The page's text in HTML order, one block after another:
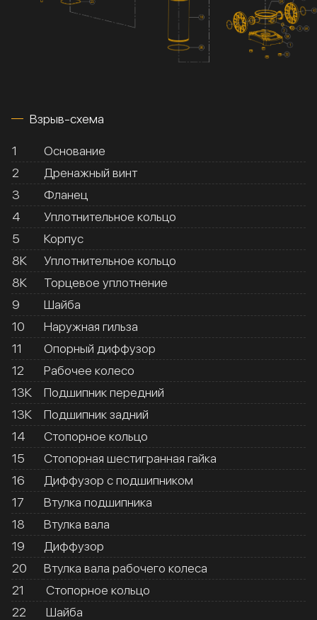
Взрыв-схема
1
Основание
2
Дренажный винт
3
Фланец
4
Уплотнительное кольцо
5
Корпус
8К
Уплотнительное кольцо
8К
Торцевое уплотнение
9
Шайба
10
Наружная гильза
11
Опорный диффузор
12
Рабочее колесо
13К
Подшипник передний
13К
Подшипник задний
14
Стопорное кольцо
15
Стопорная шестигранная гайка
16
Диффузор с подшипником
17
Втулка подшипника
18
Втулка вала
19
Диффузор
20
Втулка вала рабочего колеса
21
Стопорное кольцо
22
Шайба